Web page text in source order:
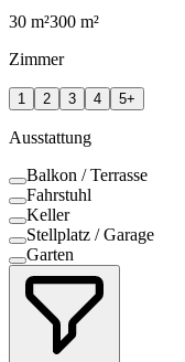
30 m²300 m²
Zimmer
1 2 3 4 5+
Ausstattung
Balkon / Terrasse
Fahrstuhl
Keller
Stellplatz / Garage
Garten